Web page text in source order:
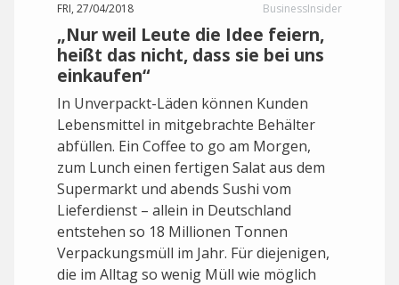
FRI, 27/04/2018 BusinessInsider
„Nur weil Leute die Idee feiern,
heißt das nicht, dass sie bei uns
einkaufen“
In Unverpackt-Läden können Kunden
Lebensmittel in mitgebrachte Behälter
abfüllen. Ein Coffee to go am Morgen,
zum Lunch einen fertigen Salat aus dem
Supermarkt und abends Sushi vom
Lieferdienst – allein in Deutschland
entstehen so 18 Millionen Tonnen
Verpackungsmüll im Jahr. Für diejenigen,
die im Alltag so wenig Müll wie möglich